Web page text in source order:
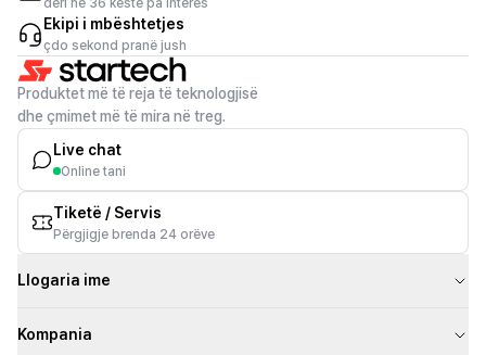
deri në 36 këste pa interes
Ekipi i mbështetjes
çdo sekond pranë jush
Produktet më të reja të teknologjisë
dhe çmimet më të mira në treg.
Live chat
Online tani
Tiketë / Servis
Përgjigje brenda 24 orëve
Llogaria ime
Kompania